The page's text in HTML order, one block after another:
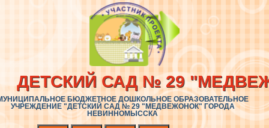
ДЕТСКИЙ САД № 29
БЮДЖЕТНОЕ ДОШКОЛЬНОЕ ОБРАЗОВАТЕЛЬНОЕ
УЧРЕЖДЕНИЕ "ДЕТСКИЙ САД № 29 "МЕДВЕЖОНОК" ГОРОДА
НЕВИННОМЫССКА